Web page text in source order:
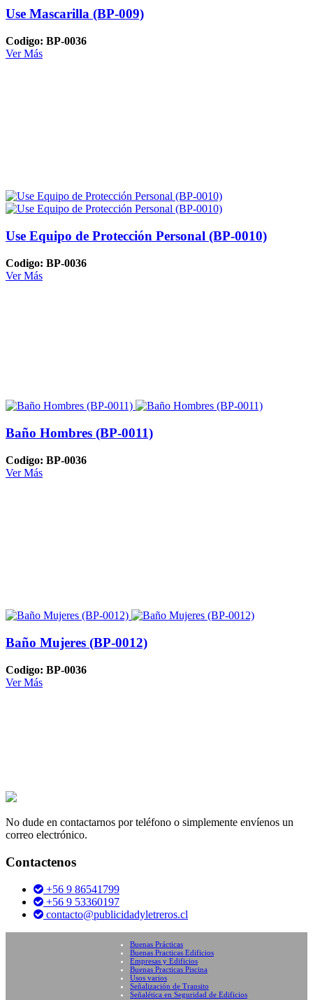
Use Mascarilla (BP-009)
Codigo: BP-0036
Ver Más
Use Equipo de Protección Personal (BP-0010)
Codigo: BP-0036
Ver Más
Baño Hombres (BP-0011)
Codigo: BP-0036
Ver Más
Baño Mujeres (BP-0012)
Codigo: BP-0036
Ver Más
No dude en contactarnos por teléfono o simplemente envíenos un
correo electrónico.
Contactenos
+56 9 86541799
+56 9 53360197
contacto@publicidadyletreros.cl
Buenas Prácticas
Buenas Practicas Edificios
Empresas y Edificios
Buenas Practicas Piscina
Usos varios
Señalización de Transito
Señalética en Seguridad de Edificios